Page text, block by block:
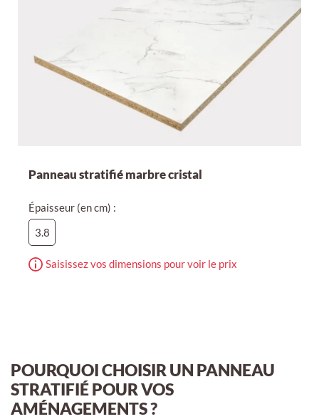
Panneau stratifié marbre cristal
Épaisseur (en cm) :
3.8
Saisissez vos dimensions pour voir le prix
POURQUOI CHOISIR UN PANNEAU
STRATIFIÉ POUR VOS
AMÉNAGEMENTS ?